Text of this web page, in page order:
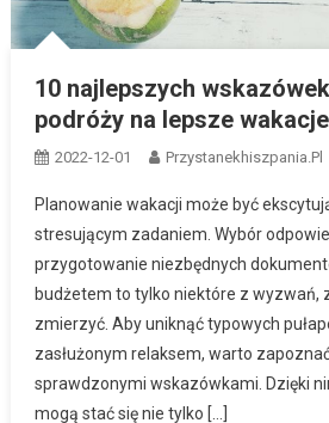
10 najlepszych
podróży na lepsze wakacje
2022-12-01 Przystanekhiszpania.pl
Planowanie wakacji może być
stresującym zadaniem. Wybór
przygotowanie niezbędnych
budżetem to tylko niektóre z wyzwań,
zmierzyć. Aby uniknąć typowych
zasłużonym relaksem, warto
sprawdzonymi wskazówkami. Dzięki
mogą stać się nie tylko […]